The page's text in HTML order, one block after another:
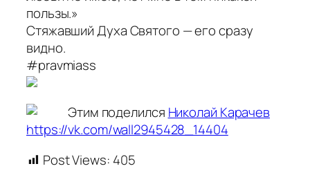
пользы.»
Стяжавший Духа Святого — его сразу
видно.
#pravmiass
Этим поделился Николай Карачев
https://vk.com/wall2945428_14404
Post Views: 405